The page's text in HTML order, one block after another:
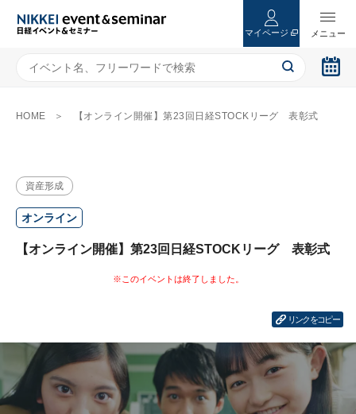
マイページ
HOME 【オンライン開催】第23回日経STOCKリーグ 表彰式
資産形成
オンライン
【オンライン開催】第23回日経STOCKリーグ 表彰式
リンクをコピー